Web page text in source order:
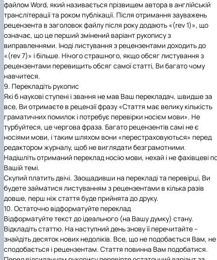
файлом Word, який називається прізвищем автора в англійській
транслітерації та роком публікації. Після отримання зауважень
рецензента в заголовок файлу після року додають «(rev 1)», що
означає, що це перший змінений варіант рукопису з
виправленнями. Іноді листування з рецензентами доходить до
«(rev 7)» і більше. Нічого страшного, якщо обсяг листування з
рецензентами перевищить обсяг самої статті, Ви багато чому
навчитеся.
9. Перекладіть рукопис
Які б наукові ступені і звання не мав Ваш перекладач, швидше за
все, Ви отримаєте в рецензії фразу «Стаття має велику кількість
граматичних помилок і потребує перевірки носієм мови». Не
турбуйтеся, це чергова фраза. Багато рецензентів самі не є
носіями мови, і таким шляхом вони «перестраховуються» перед
редактором журналу, щоб не виглядати безграмотними.
Надішліть отриманий переклад носію мови, нехай і не фахівцеві
Вашій темі.
Скупий платить двічі. Заощадивши на перекладі та перевірці, Ви
будете займатися листуванням з рецензентами в кілька разів
довше, перш ніж стаття буде прийнята до друку.
10. Остаточно відформатуйте переклад
Відформатуйте текст до ідеального (на Вашу думку) стану.
Відкладіть статтю. На наступний день знову її перечитайте –
знайдіть десяток нових недоліків. Все, що не подобається Вам, не
сподобається і рецензентам. Стаття повинна Вам подобатися.